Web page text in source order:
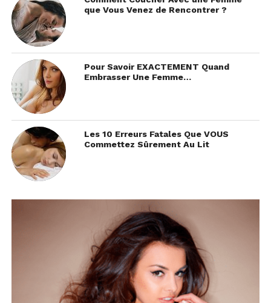
que Vous Venez de Rencontrer ?
Pour Savoir EXACTEMENT Quand
Embrasser Une Femme…
Les 10 Erreurs Fatales Que VOUS
Commettez Sûrement Au Lit